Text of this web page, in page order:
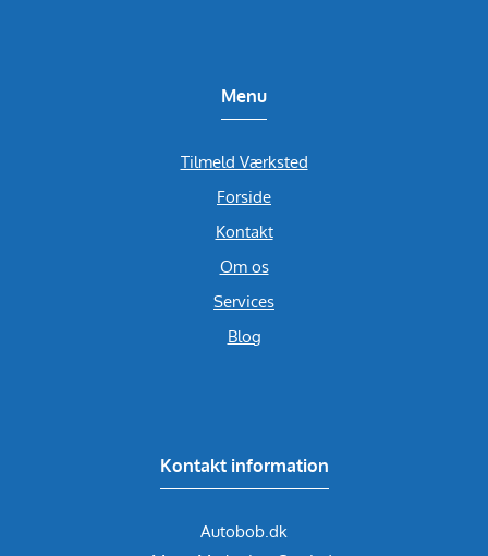
Menu
Tilmeld Værksted
Forside
Kontakt
Om os
Services
Blog
Kontakt information
Autobob.dk